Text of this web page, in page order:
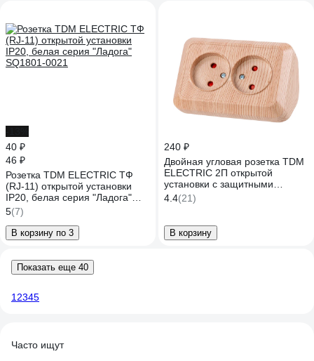
40 ₽
46 ₽
Розетка TDM ELECTRIC TФ
(RJ-11) открытой установки
IP20, белая серия "Ладога"
SQ1801-0021
5(7)
В корзину по 3
240 ₽
Двойная угловая розетка TDM
ELECTRIC 2П открытой
установки с защитными
шторками IP20 250В 10А сосна
"Ладога" SQ1801-0442
4.4(21)
В корзину
Показать еще 40
1 2345
Часто ищут